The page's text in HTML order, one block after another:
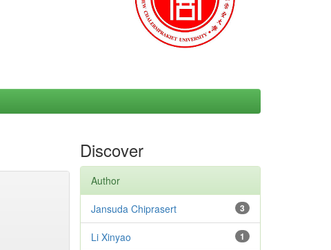
Discover
Author
3
Jansuda Chiprasert
1
Li Xinyao